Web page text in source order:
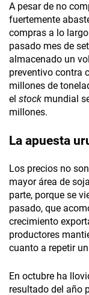
A pesar de no
fuertemente
compras a lo
pasado mes de
almacenado un
preventivo contra
millones de
el stock mundial
millones.
La apuesta
Los precios no
mayor área de
parte, porque se
pasado, que
crecimiento
productores
cuanto a repetir
En octubre ha
resultado del año